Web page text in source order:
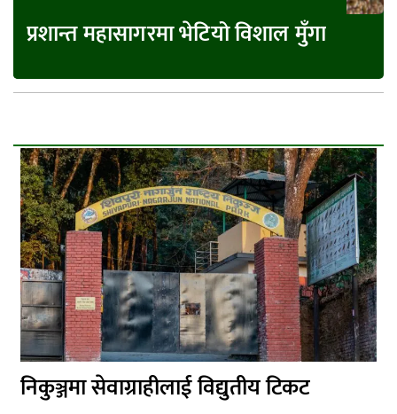
प्रशान्त महासागरमा भेटियो विशाल मुँगा
निकुञ्जमा सेवाग्राहीलाई विद्युतीय टिकट